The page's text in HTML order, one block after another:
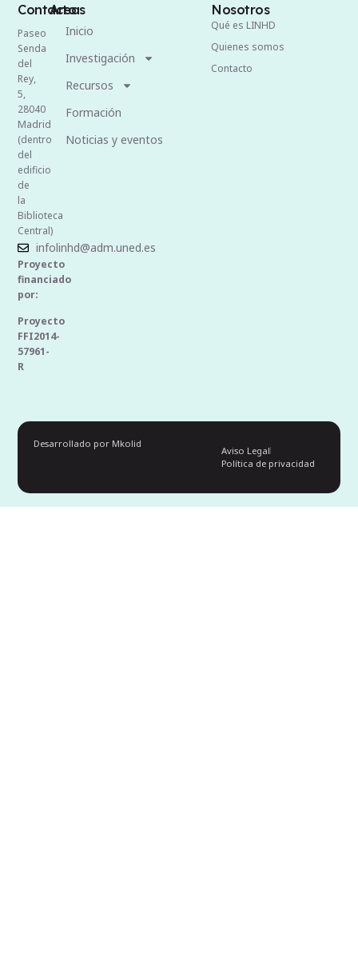
Contacto
Paseo
Senda
del
Rey,
5,
28040
Madrid
(dentro
del
edificio
de
la
Biblioteca
Central)
infolinhd@adm.uned.es
Proyecto
financiado
por:
Proyecto
FFI2014-
57961-
R
Areas
Inicio
Investigación
Recursos
Formación
Noticias y eventos
Nosotros
Qué es LINHD
Quienes somos
Contacto
Desarrollado por Mkolid
Aviso Legal
Política de privacidad